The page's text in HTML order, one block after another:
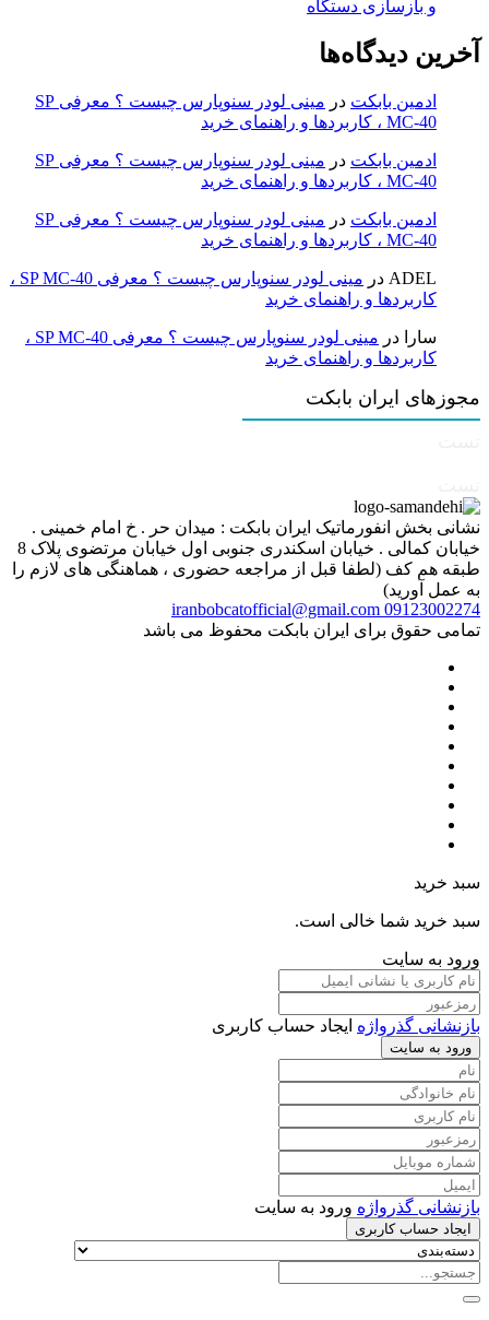
و بازسازی دستگاه
آخرین دیدگاه‌ها
ادمین بابکت در
مینی لودر سنوپارس چیست ؟ معرفی SP
MC-40 ، کاربردها و راهنمای خرید
ادمین بابکت در
مینی لودر سنوپارس چیست ؟ معرفی SP
MC-40 ، کاربردها و راهنمای خرید
ادمین بابکت در
مینی لودر سنوپارس چیست ؟ معرفی SP
MC-40 ، کاربردها و راهنمای خرید
ADEL در
مینی لودر سنوپارس چیست ؟ معرفی SP MC-40 ،
کاربردها و راهنمای خرید
سارا در
مینی لودر سنوپارس چیست ؟ معرفی SP MC-40 ،
کاربردها و راهنمای خرید
مجوزهای ایران بابکت
نشانی بخش انفورماتیک ایران بابکت : میدان حر . خ امام خمینی .
خیابان کمالی . خیابان اسکندری جنوبی اول خیابان مرتضوی پلاک 8
طبقه هم کف (لطفا قبل از مراجعه حضوری ، هماهنگی های لازم را
به عمل آورید)
09123002274
iranbobcatofficial@gmail.com
تمامی حقوق برای ایران بابکت محفوظ می باشد
سبد خرید
سبد خرید شما خالی است.
ورود به سایت
بازنشانی گذرواژه ایجاد حساب کاربری
ورود به سایت
بازنشانی گذرواژه ورود به سایت
ایجاد حساب کاربری